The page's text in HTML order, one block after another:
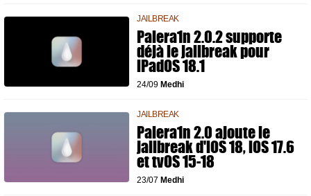
JAILBREAK
Palera1n 2.0.2 supporte
déjà le jailbreak pour
iPadOS 18.1
24/09 Medhi
JAILBREAK
Palera1n 2.0 ajoute le
jailbreak d'iOS 18, iOS 17.6
et tvOS 15-18
23/07 Medhi